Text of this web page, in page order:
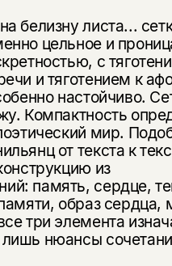
белизну листа...
цельное и
с
и тяготением к
настойчиво.
Компактность
мир.
от текста к
из
память, сердце,
образ серд­ца,
три элемента
нюансы